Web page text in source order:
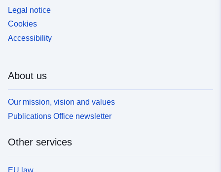
Legal notice
Cookies
Accessibility
About us
Our mission, vision and values
Publications Office newsletter
Other services